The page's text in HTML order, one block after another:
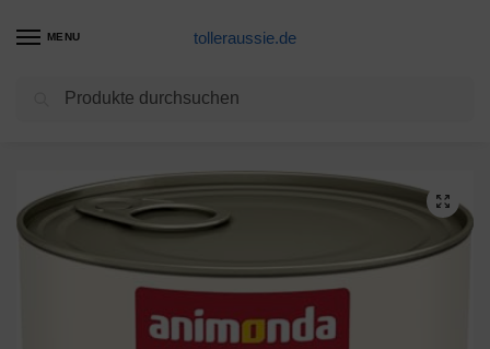
MENU tolleraussie.de
Hundenassfutter Produkte /